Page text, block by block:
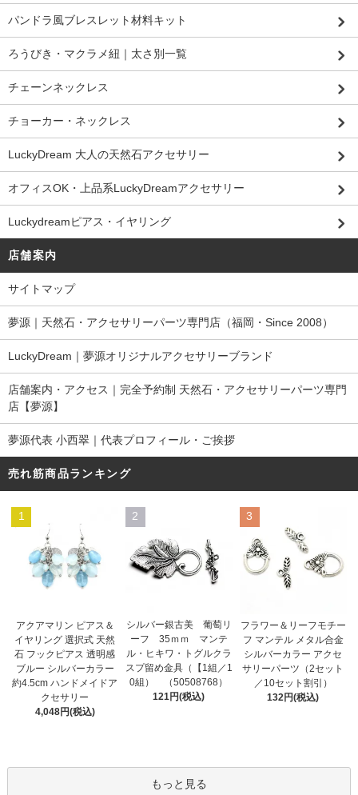
パンドラ風ブレスレット材料キット
ろうびき・マクラメ紐｜太さ別一覧
チェーンネックレス
チョーカー・ネックレス
LuckyDream 大人の天然石アクセサリー
オフィスOK・上品系LuckyDreamアクセサリー
Luckydreamピアス・イヤリング
店舗案内
サイトマップ
夢源｜天然石・アクセサリーパーツ専門店（福岡・Since 2008）
LuckyDream｜夢源オリジナルアクセサリーブランド
店舗案内・アクセス｜完全予約制 天然石・アクセサリーパーツ専門
店【夢源】
夢源代表 小西翠｜代表プロフィール・ご挨拶
売れ筋商品ランキング
1
アクアマリン ピアス＆
イヤリング 選択式 天然
石 フックピアス 透明感
ブルー シルバーカラー
約4.5cm ハンドメイドア
クセサリー
4,048円(税込)
2
シルバー銀古美 葡萄リ
ーフ 35ｍｍ マンテ
ル・ヒキワ・トグルクラ
スプ留め金具（【1組／1
0組） （50508768）
121円(税込)
3
フラワー＆リーフモチー
フ マンテル メタル合金
シルバーカラー アクセ
サリーパーツ（2セット
／10セット割引）
132円(税込)
もっと見る